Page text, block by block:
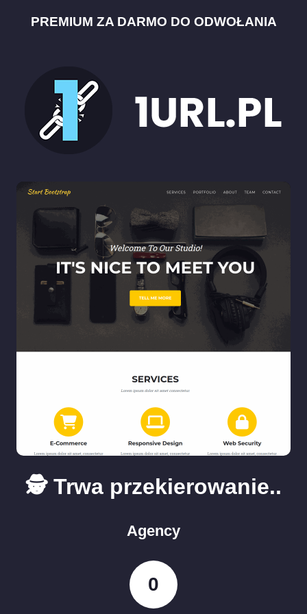
PREMIUM ZA DARMO DO ODWOŁANIA
🕵️ Trwa przekierowanie..
Agency
0